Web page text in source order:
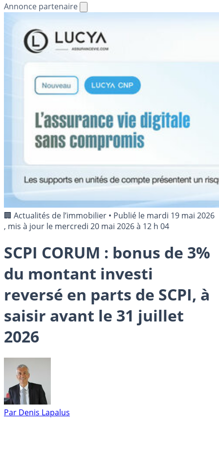
Annonce partenaire
🏢 Actualités de l’immobilier • Publié le mardi 19 mai 2026
, mis à jour le mercredi 20 mai 2026 à 12 h 04
SCPI CORUM : bonus de 3%
du montant investi
reversé en parts de SCPI, à
saisir avant le 31 juillet
2026
Par Denis Lapalus